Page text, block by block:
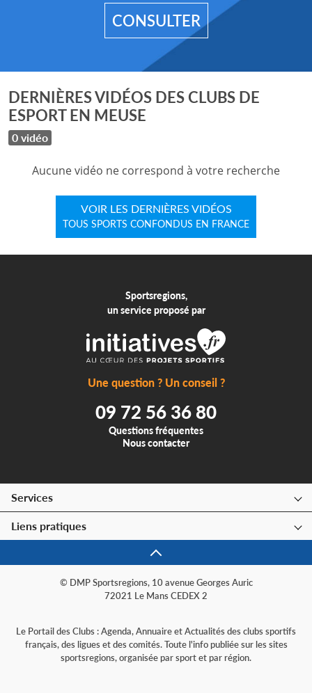
CONSULTER
DERNIÈRES VIDÉOS DES CLUBS DE
ESPORT EN MEUSE
0 vidéo
Aucune vidéo ne correspond à votre recherche
VOIR LES DERNIÈRES VIDÉOS
TOUS SPORTS CONFONDUS EN FRANCE
Sportsregions,
un service proposé par
Une question ? Un conseil ?
09 72 56 36 80
Questions fréquentes
Nous contacter
Services
Liens pratiques
© DMP Sportsregions, 10 avenue Georges Auric
72021 Le Mans CEDEX 2
Le Portail des Clubs : Agenda, Annuaire et Actualités des clubs sportifs
français, des ligues et des comités. Toute l'info publiée sur les sites
sportsregions, organisée par sport et par région.